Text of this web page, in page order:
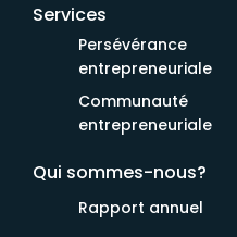
Services
Persévérance
entrepreneuriale
Communauté
entrepreneuriale
Qui sommes-nous?
Rapport annuel